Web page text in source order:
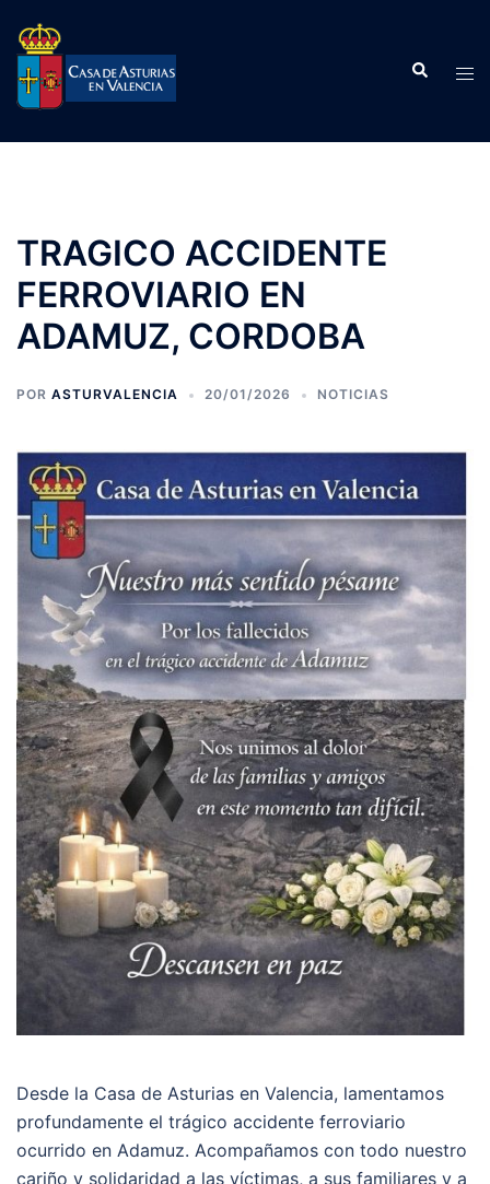
contenido
Buscar
TRAGICO ACCIDENTE
FERROVIARIO EN
ADAMUZ, CORDOBA
POR ASTURVALENCIA 20/01/2026 NOTICIAS
Desde la Casa de Asturias en Valencia, lamentamos
profundamente el trágico accidente ferroviario
ocurrido en Adamuz. Acompañamos con todo nuestro
cariño y solidaridad a las víctimas, a sus familiares y a